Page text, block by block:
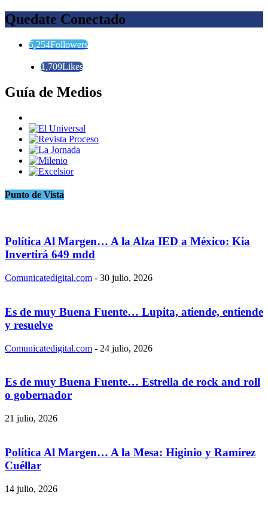
Quedate Conectado
5,254Followers
1,709Likes
Guía de Medios
Punto de Vista
Política Al Margen… A la Alza IED a México: Kia
Invertirá 649 mdd
Comunicatedigital.com - 30 julio, 2026
Es de muy Buena Fuente… Lupita, atiende, entiende
y resuelve
Comunicatedigital.com - 24 julio, 2026
Es de muy Buena Fuente… Estrella de rock and roll
o gobernador
21 julio, 2026
Política Al Margen… A la Mesa: Higinio y Ramírez
Cuéllar
14 julio, 2026